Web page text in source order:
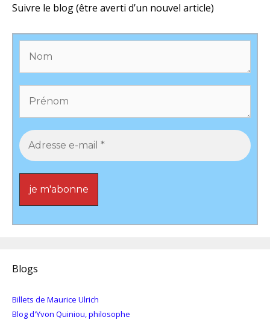
Suivre le blog (être averti d’un nouvel article)
Blogs
Billets de Maurice Ulrich
Blog d'Yvon Quiniou, philosophe